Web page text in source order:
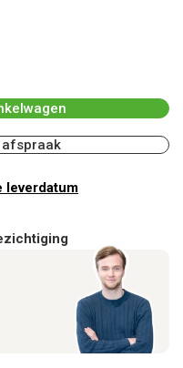
afspraak
leverdatum